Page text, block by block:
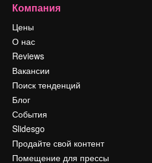
Компания
Цены
О нас
Reviews
Вакансии
Поиск тенденций
Блог
События
Slidesgo
Продайте свой контент
Помещение для прессы